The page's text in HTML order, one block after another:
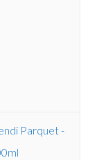
Parquet -